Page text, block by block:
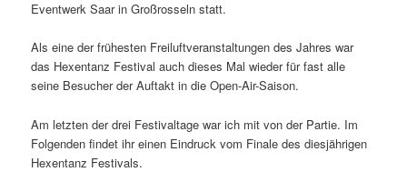
Eventwerk Saar in Großrosseln statt.
Als eine der frühesten Freiluftveranstaltungen des Jahres war
das Hexentanz Festival auch dieses Mal wieder für fast alle
seine Besucher der Auftakt in die Open-Air-Saison.
Am letzten der drei Festivaltage war ich mit von der Partie. Im
Folgenden findet ihr einen Eindruck vom Finale des diesjährigen
Hexentanz Festivals.